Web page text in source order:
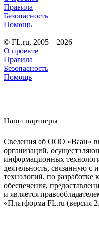
Правила
Безопасность
Помощь
© FL.ru, 2005 – 2026
О проекте
Правила
Безопасность
Помощь
Наши партнеры
Сведения об ООО «Ваан»
организаций,
информационных
деятельность, связанную
технологий, по
обеспечения,
и является
«Платформа FL.ru (версия